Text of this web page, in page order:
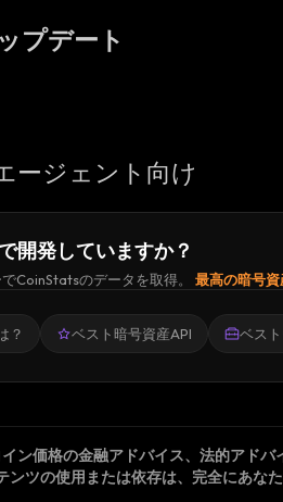
プデート
ージェント向け
開発していますか？
CoinStatsのデータを取得。 最高の暗号
？ ベスト暗号資産API ベス
ン価格の金融アドバイス、法的アド
ツの使用または依存は、完全にあな